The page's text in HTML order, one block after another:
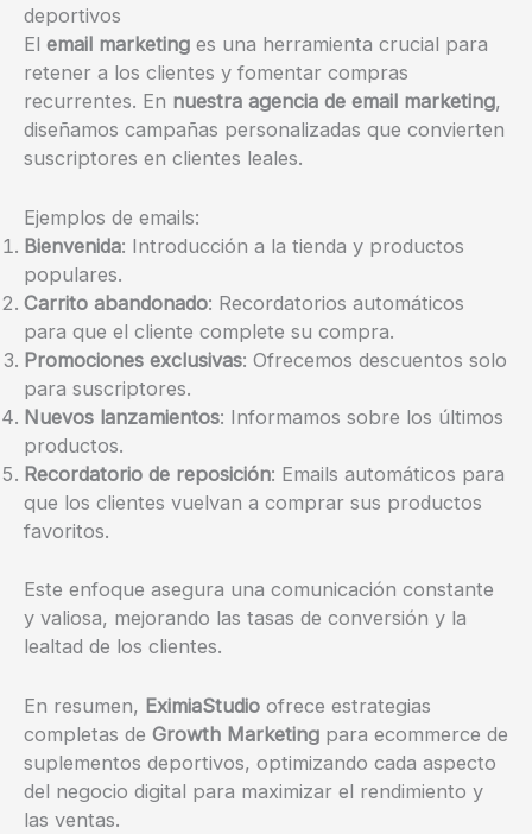
deportivos
El email marketing es una herramienta crucial para
retener a los clientes y fomentar compras
recurrentes. En nuestra agencia de email marketing,
diseñamos campañas personalizadas que convierten
suscriptores en clientes leales.
Ejemplos de emails:
Bienvenida: Introducción a la tienda y productos
populares.
Carrito abandonado: Recordatorios automáticos
para que el cliente complete su compra.
Promociones exclusivas: Ofrecemos descuentos solo
para suscriptores.
Nuevos lanzamientos: Informamos sobre los últimos
productos.
Recordatorio de reposición: Emails automáticos para
que los clientes vuelvan a comprar sus productos
favoritos.
Este enfoque asegura una comunicación constante
y valiosa, mejorando las tasas de conversión y la
lealtad de los clientes.
En resumen, EximiaStudio ofrece estrategias
completas de Growth Marketing para ecommerce de
suplementos deportivos, optimizando cada aspecto
del negocio digital para maximizar el rendimiento y
las ventas.